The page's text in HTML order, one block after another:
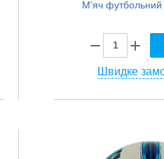
Швидке